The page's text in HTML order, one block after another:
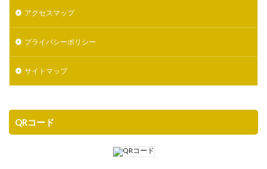
アクセスマップ
プライバシーポリシー
サイトマップ
QRコード